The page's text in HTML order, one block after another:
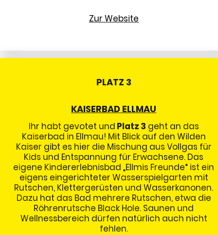
Zur Website
PLATZ 3
KAISERBAD ELLMAU
Ihr habt gevotet und Platz 3 geht an das
Kaiserbad in Ellmau! Mit Blick auf den Wilden
Kaiser gibt es hier die Mischung aus Vollgas für
Kids und Entspannung für Erwachsene. Das
eigene Kindererlebnisbad „Ellmis Freunde“ ist ein
eigens eingerichteter Wasserspielgarten mit
Rutschen, Klettergerüsten und Wasserkanonen.
Dazu hat das Bad mehrere Rutschen, etwa die
Röhrenrutsche Black Hole. Saunen und
Wellnessbereich dürfen natürlich auch nicht
fehlen.